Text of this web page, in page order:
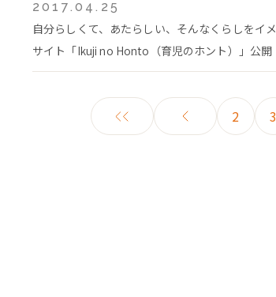
2017.04.25
自分らしくて、あたらしい、そんなくらしをイ
サイト「Ikuji no Honto（育児のホント）」公開
2 3